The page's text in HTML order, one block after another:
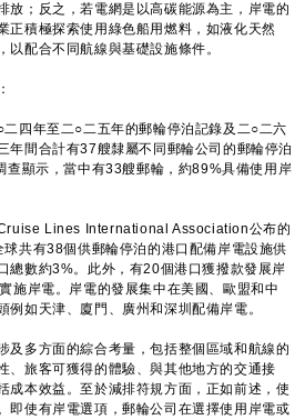
放；反之，若電網是以高碳能源為主，岸電的
正積極探索使用綠色船用燃料，如液化天然
配合不同航線與基礎設施條件。
二四年至二○二五年的郵輪停泊記錄及二○二六
年間合計有37艘隸屬不同郵輪公司的郵輪停泊
查顯示，當中有33艘郵輪，約89%具備使用岸
Cruise Lines International Association公布的
共有38個供郵輪停泊的港口配備岸電設施供
總數約3%。此外，有20個港口獲撥款發展岸
施岸電。岸電的發展集中在美國、歐盟和中
例如天津、廈門、廣州和深圳配備岸電。
及多方面的綜合考量，包括整個區域和航線的
、旅客可獲得的體驗、與其他地方的交通接
成本效益。至於減排符規方面，正如前述，使
即使有岸電選項，郵輪公司在選擇使用岸電或